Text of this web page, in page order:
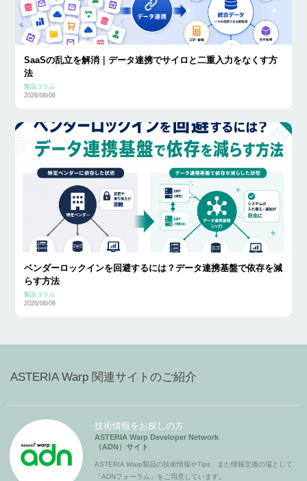
SaaSの乱立を解消｜データ連携でサイロと二重入力をなくす方
法
製品コラム
2026/08/06
ベンダーロックインを回避するには？データ連携基盤で依存を減
らす方法
製品コラム
2026/08/06
ASTERIA Warp 関連サイトのご紹介
技術情報をお探しの方
ASTERIA Warp Developer Network
（ADN）サイト
ASTERIA Warp製品の技術情報やTips、また情報交換の場として
「ADNフォーラム」をご用意しています。